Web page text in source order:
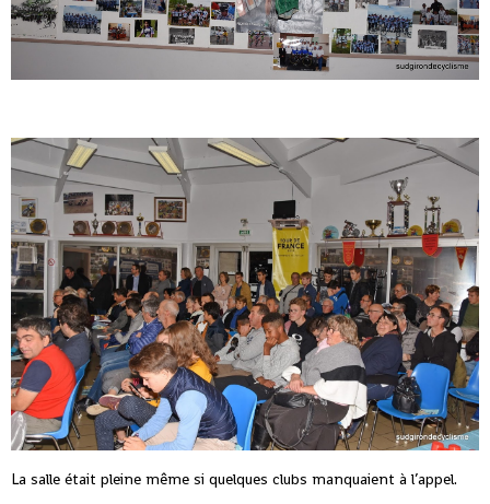
La salle était pleine même si quelques clubs manquaient à l’appel.